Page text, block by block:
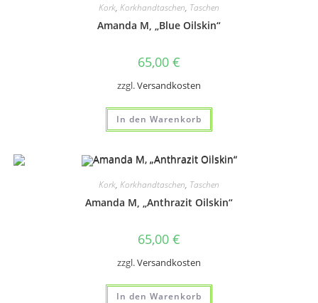
Kork, Korkhandtaschen, Taschen
Amanda M, „Blue Oilskin“
65,00 €
zzgl.Versandkosten
In den Warenkorb
Kork, Korkhandtaschen, Taschen
Amanda M, „Anthrazit Oilskin“
65,00 €
zzgl.Versandkosten
In den Warenkorb